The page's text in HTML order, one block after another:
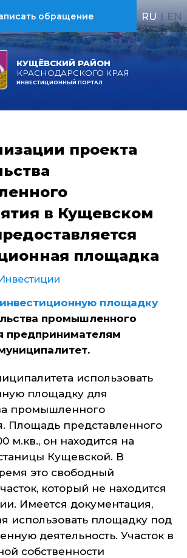
КУЩЁВСКИЙ РАЙОН
КРАСНОДАРСКОГО КРАЯ
ИНВЕСТИЦИОННЫЙ ПОРТАЛ
обращение RU | EN
проекта
в Кущевском
площадка
инвестиционную площадку
промышленного
предпринимателям
использовать
площадку для
промышленного
Площадь представленного
м.кв., он находится на
Кущевской. В
это свободный
который не находится
Имеется документация,
использовать площадку под
деятельность. Участок в
собственности